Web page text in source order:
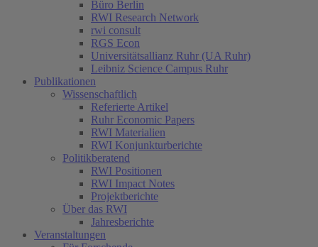
Büro Berlin
RWI Research Network
rwi consult
RGS Econ
Universitätsallianz Ruhr (UA Ruhr)
Leibniz Science Campus Ruhr
Publikationen
Wissenschaftlich
Referierte Artikel
Ruhr Economic Papers
RWI Materialien
RWI Konjunkturberichte
Politikberatend
RWI Positionen
RWI Impact Notes
Projektberichte
Über das RWI
Jahresberichte
Veranstaltungen